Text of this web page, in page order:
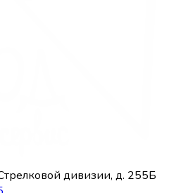
дивизии, д. 255Б